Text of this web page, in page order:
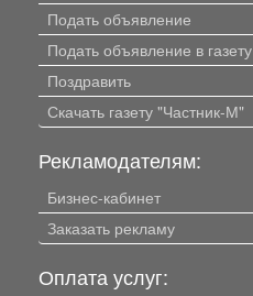
Подать объявление
Подать объявление в газету
Поздравить
Скачать газету "Частник-М"
Рекламодателям:
Бизнес-кабинет
Заказать рекламу
Оплата услуг: